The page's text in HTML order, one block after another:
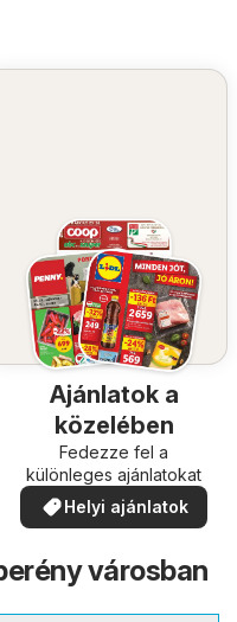
Ajánlatok a
közelében
Fedezze fel a
különleges ajánlatokat
Helyi ajánlatok
városban